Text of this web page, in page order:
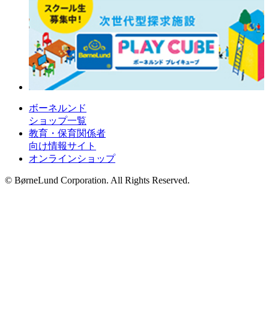
ボーネルンド
ショップ一覧
教育・保育関係者
向け情報サイト
オンラインショップ
© BørneLund Corporation. All Rights Reserved.